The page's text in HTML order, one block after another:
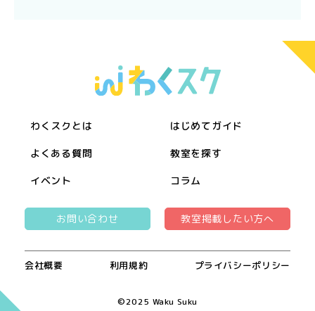
わくスクとは はじめてガイド
よくある質問 教室を探す
イベント コラム
お問い合わせ 教室掲載したい方へ
会社概要 利用規約 プライバシーポリシー
©︎2025 Waku Suku